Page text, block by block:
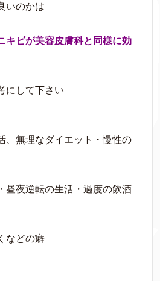
いのかは
キビが美容皮膚科と同様に効
にして下さい
、無理なダイエット・慢性の
昼夜逆転の生活・過度の飲酒
などの癖